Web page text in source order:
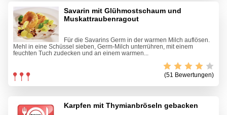
Savarin mit Glühmostschaum und
Muskattraubenragout
Für die Savarins Germ in der warmen Milch auflösen.
Mehl in eine Schüssel sieben, Germ-Milch unterrühren, mit einem
feuchten Tuch zudecken und an einem warmen...
(51 Bewertungen)
Karpfen mit Thymianbröseln gebacken